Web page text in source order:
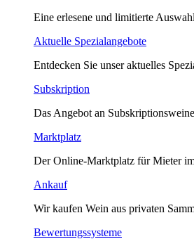
Eine erlesene und limitierte
Aktuelle Spezialangebote
Entdecken Sie unser aktuelles
Subskription
Das Angebot an
Marktplatz
Der Online-Marktplatz für Mieter
Ankauf
Wir kaufen Wein aus privaten
Bewertungssysteme